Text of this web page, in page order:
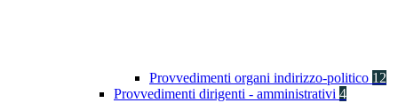
Provvedimenti organi indirizzo-politico 12
Provvedimenti dirigenti - amministrativi 4